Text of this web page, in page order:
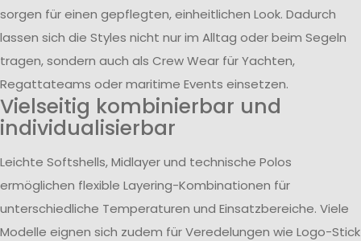
sorgen für einen gepflegten, einheitlichen Look. Dadurch
lassen sich die Styles nicht nur im Alltag oder beim Segeln
tragen, sondern auch als Crew Wear für Yachten,
Regattateams oder maritime Events einsetzen.
Vielseitig kombinierbar und
individualisierbar
Leichte Softshells, Midlayer und technische Polos
ermöglichen flexible Layering-Kombinationen für
unterschiedliche Temperaturen und Einsatzbereiche. Viele
Modelle eignen sich zudem für Veredelungen wie Logo-Stick